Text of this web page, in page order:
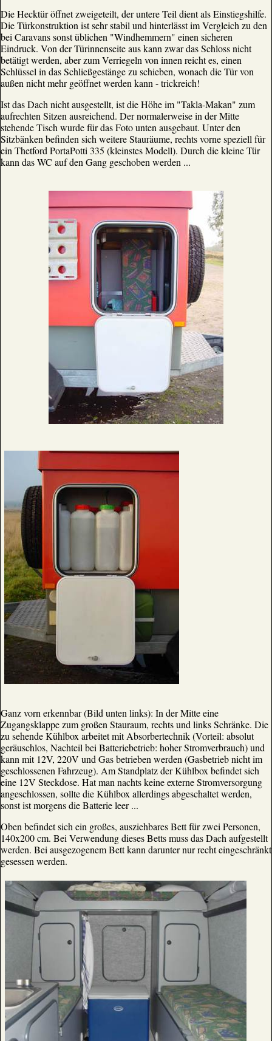
Die Hecktür öffnet zweigeteilt, der untere Teil dient als Einstiegshilfe.
Die Türkonstruktion ist sehr stabil und hinterlässt im Vergleich zu den
bei Caravans sonst üblichen "Windhemmern" einen sicheren
Eindruck. Von der Türinnenseite aus kann zwar das Schloss nicht
betätigt werden, aber zum Verriegeln von innen reicht es, einen
Schlüssel in das Schließgestänge zu schieben, wonach die Tür von
außen nicht mehr geöffnet werden kann - trickreich!
Ist das Dach nicht ausgestellt, ist die Höhe im "Takla-Makan" zum
aufrechten Sitzen ausreichend. Der normalerweise in der Mitte
stehende Tisch wurde für das Foto unten ausgebaut. Unter den
Sitzbänken befinden sich weitere Stauräume, rechts vorne speziell für
ein Thetford PortaPotti 335 (kleinstes Modell). Durch die kleine Tür
kann das WC auf den Gang geschoben werden ...
Ganz vorn erkennbar (Bild unten links): In der Mitte eine
Zugangsklappe zum großen Stauraum, rechts und links Schränke. Die
zu sehende Kühlbox arbeitet mit Absorbertechnik (Vorteil: absolut
geräuschlos, Nachteil bei Batteriebetrieb: hoher Stromverbrauch) und
kann mit 12V, 220V und Gas betrieben werden (Gasbetrieb nicht im
geschlossenen Fahrzeug). Am Standplatz der Kühlbox befindet sich
eine 12V Steckdose. Hat man nachts keine externe Stromversorgung
angeschlossen, sollte die Kühlbox allerdings abgeschaltet werden,
sonst ist morgens die Batterie leer ...
Oben befindet sich ein großes, ausziehbares Bett für zwei Personen,
140x200 cm. Bei Verwendung dieses Betts muss das Dach aufgestellt
werden. Bei ausgezogenem Bett kann darunter nur recht eingeschränkt
gesessen werden.